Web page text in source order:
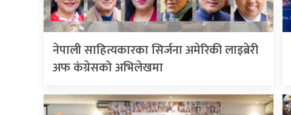
नेपाली साहित्यकारका सिर्जना अमेरिकी लाइब्रेरी
अफ कंग्रेसको अभिलेखमा